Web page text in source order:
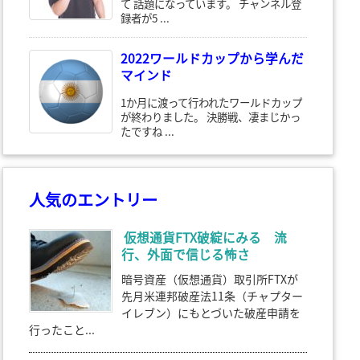
て 話題になっています。 チャンネル登
録者が5 ...
2022ワールドカップから学んだ
マインド
1か月に渡って行われたワールドカップ
が終わりました。 決勝戦、凄まじかっ
たですね ...
人気のエントリー
仮想通貨FTX破綻にみる 流
行、外面で信じる怖さ
暗号資産（仮想通貨）取引所FTXが
先月米連邦破産法11条（チャプター
イレブン）にもとづいた破産申請を
行ったこと...